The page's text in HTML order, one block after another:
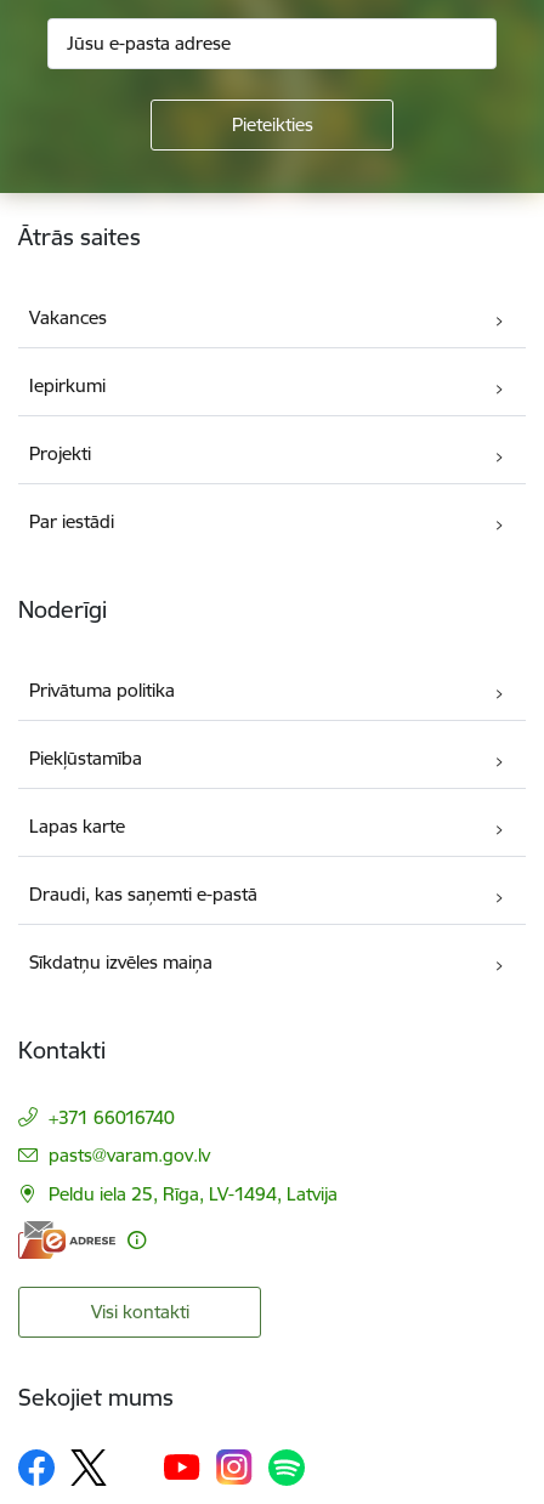
Kājene
Ātrās saites
Vakances
Iepirkumi
Projekti
Par iestādi
Noderīgi
Privātuma politika
Piekļūstamība
Lapas karte
Draudi, kas saņemti e-pastā
Sīkdatņu izvēles maiņa
Kontakti
+371 66016740
E-pasts:
pasts@varam.gov.lv
Peldu iela 25, Rīga, LV-1494, Latvija
Visi kontakti
Sekojiet mums